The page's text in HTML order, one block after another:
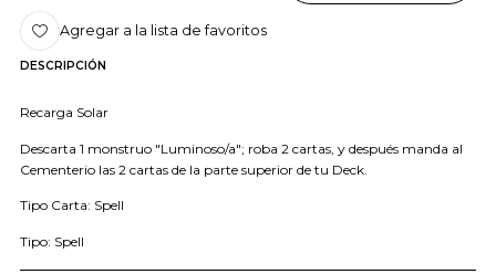
Agregar a la lista de favoritos
DESCRIPCIÓN
Recarga Solar
Descarta 1 monstruo "Luminoso/a"; roba 2 cartas, y después manda al
Cementerio las 2 cartas de la parte superior de tu Deck.
Tipo Carta: Spell
Tipo: Spell